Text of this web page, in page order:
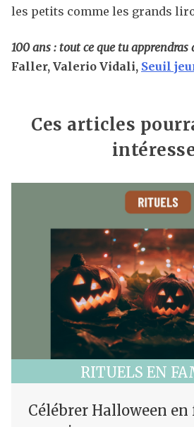
les petits comme les grands
100 ans : tout ce que tu apprendras
Faller, Valerio Vidali, Seuil
Ces articles
RITUELS EN
Célébrer Halloween